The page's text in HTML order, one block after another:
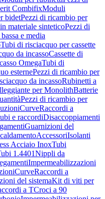
CombifixModuli
bidetPezzi di ricambio per
materiale sinteticoPezzi di
e media
Tubi di risciacquo per cassette
da incassoCassette di
OmegaTubi di
esternePezzi di ricambio per
da incassoRubinetti a
per MonolithBatterie
Pezzi di ricambio per
CurveRaccordi a
e raccordiDisaccoppiamenti
Guarnizioni del
AccessoriIsolanti
Acciaio InoxTubi
1.4401Nippli da
Impermeabilizzazioni
CurveRaccordi a
del sistemaKit di viti per
a TCroci a 90